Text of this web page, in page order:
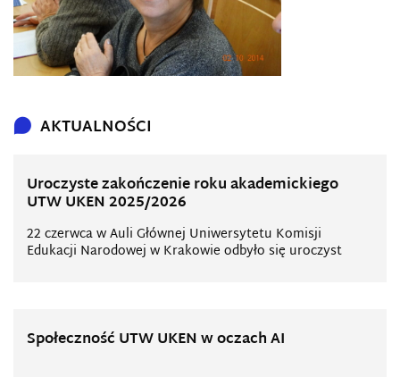
AKTUALNOŚCI
Uroczyste zakończenie roku akademickiego
UTW UKEN 2025/2026
22 czerwca w Auli Głównej Uniwersytetu Komisji
Edukacji Narodowej w Krakowie odbyło się uroczyst
Społeczność UTW UKEN w oczach AI